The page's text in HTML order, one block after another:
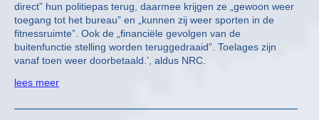
direct” hun politiepas terug, daarmee krijgen ze „gewoon weer
toegang tot het bureau” en „kunnen zij weer sporten in de
fitnessruimte”. Ook de „financiële gevolgen van de
buitenfunctie stelling worden teruggedraaid”. Toelages zijn
vanaf toen weer doorbetaald.’, aldus NRC.
lees meer